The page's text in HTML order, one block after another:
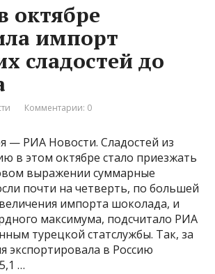
октябре
импорт
сладостей до
Комментарии: 0
— РИА Новости. Сладостей из
в этом октябре стало приезжать
выражении суммарные
почти на четверть, по большей
импорта шоколада, и
максимума, подсчитало РИА
турецкой статслужбы. Так, за
экспортировала в Россию
…